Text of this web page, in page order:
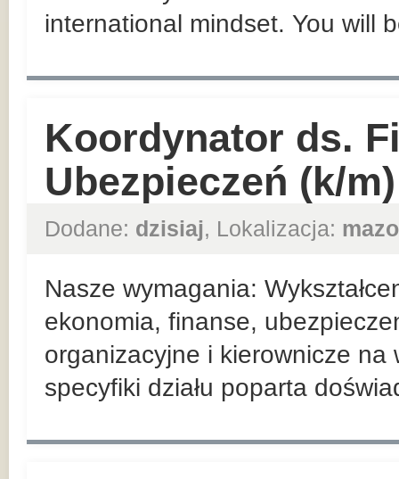
international mindset. You will
Koordynator ds.
Ubezpieczeń (k/m)
Dodane: dzisiaj, Lokalizacja:
Nasze wymagania:
ekonomia, finanse,
organizacyjne i kierownicze
specyfiki działu poparta